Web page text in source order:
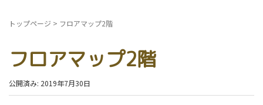
トップページ > フロアマップ2階
フロアマップ2階
公開済み: 2019年7月30日